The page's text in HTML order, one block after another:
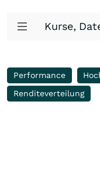
Kurse,
Performance
Renditeverteilung